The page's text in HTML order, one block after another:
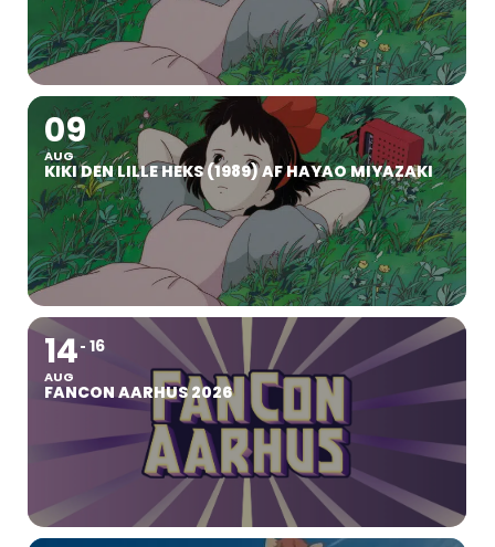
09
AUG
KIKI DEN LILLE HEKS (1989) AF HAYAO MIYAZAKI
14
AUG
16
FANCON AARHUS 2026